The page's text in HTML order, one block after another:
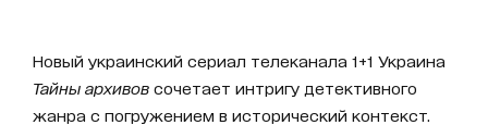
Новый украинский сериал телеканала 1+1 Украина
Тайны архивов сочетает интригу детективного
жанра с погружением в исторический контекст.